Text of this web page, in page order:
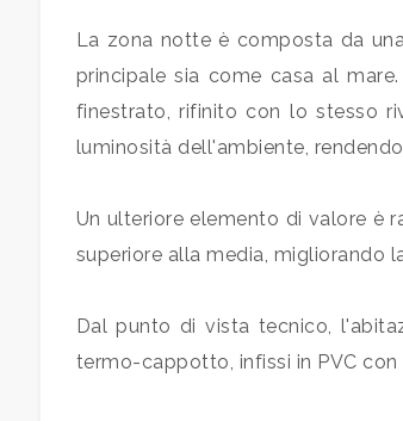
La zona notte è composta da
principale sia come casa al
finestrato, rifinito con lo stesso
luminosità dell'ambiente,
Un ulteriore elemento di valore è
superiore alla media, migliorando
Dal punto di vista tecnico,
termo-cappotto, infissi in PVC
minimi